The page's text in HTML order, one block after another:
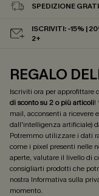
SPEDIZIONE
ISCRIVITI: -15% |
2+
REGALO
Iscriviti ora per approfittare
di sconto su 2 o più articoli!
mail, acconsenti a ricevere
dall'intelligenza artificiale)
Potremmo utilizzare i dati
come i pixel presenti nelle
aperte, valutare il livello di
consigliarti prodotti che
nostra Informativa sulla
momento.